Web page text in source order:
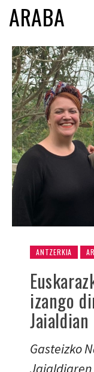
ARABA
ANTZERKIA
izango
Jaialdian
Gasteizko
Jaialdiaren